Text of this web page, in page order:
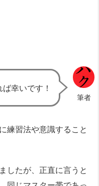
筆者
幸いです！
練習法や意識すること
したが、正直に言うと